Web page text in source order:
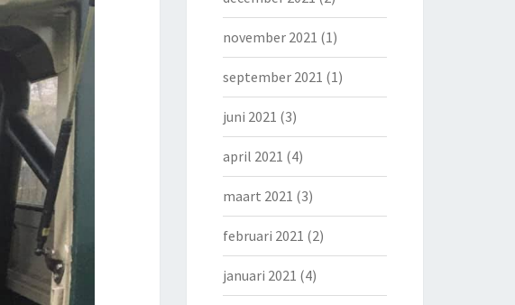
november 2021 (1)
september 2021 (1)
juni 2021 (3)
april 2021 (4)
maart 2021 (3)
februari 2021 (2)
januari 2021 (4)